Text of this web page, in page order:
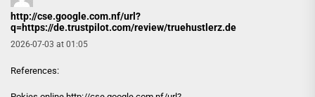
http://cse.google.com.nf/url?
q=https://de.trustpilot.com/review/truehustlerz.de
2026-07-03 at 01:05
References: